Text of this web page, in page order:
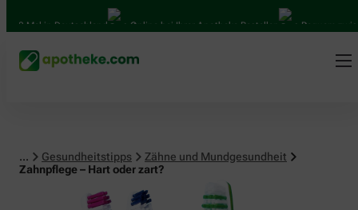
Mal in Deutschland Online bei Ihrer Apotheke Bestellen Bequem
... Gesundheitstipps
Zähne und Mundgesundheit
Zahnpflege – Hart oder zart?
Zähne und Mundgesundheit